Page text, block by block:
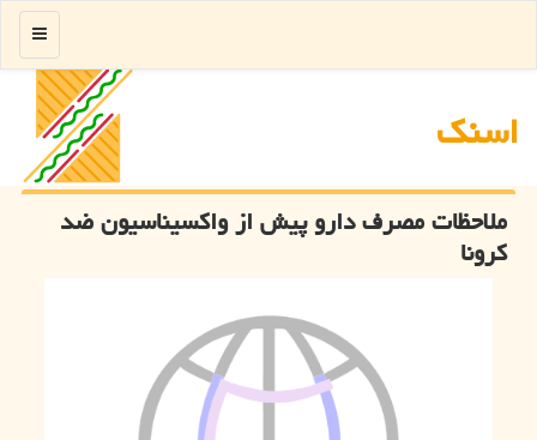
اسنك
منو
ملاحظات مصرف دارو پیش از واکسیناسیون ضد
کرونا